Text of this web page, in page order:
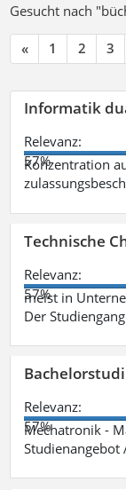
Gesucht nach
« 1 2 3
Informatik
Relevanz:
57%
Konzentration
Technische
Relevanz:
57%
meist in
Der
Relevanz:
57%
Mechatronik -
Studienangebot